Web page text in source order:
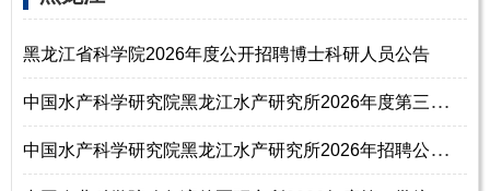
黑龙江省科学院2026年度公开招聘博士科研人员公告
中
国水产科学研究院黑龙江水产研究所2026年度第三批统一公开招聘公告
中
国水产科学研究院黑龙江水产研究所2026年招聘公告（第三批）